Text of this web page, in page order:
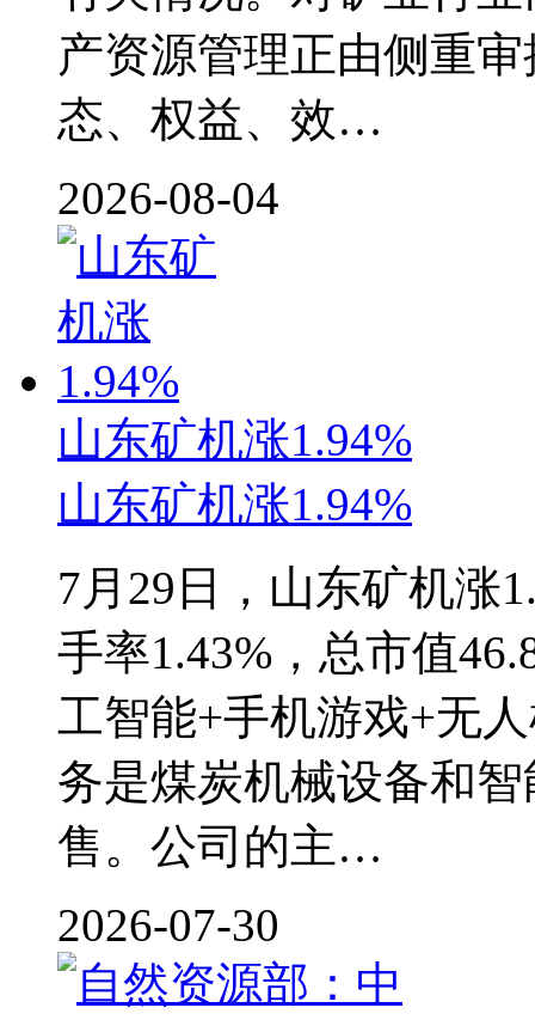
产资源管理正由侧重
态、权益、效…
2026-08-04
山东矿机涨1.94%
山东矿机涨1.94%
7月29日，山东矿机涨
手率1.43%，总市值
工智能+手机游戏+无
务是煤炭机械设备和
售。公司的主…
2026-07-30